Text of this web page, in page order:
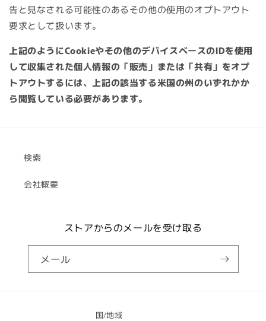
告と見なされる可能性のあるその他の使用のオプトアウト
要求として扱います。
上記のようにCookieやその他のデバイスベースのIDを使用
して収集された個人情報の「販売」または「共有」をオプ
トアウトするには、上記の該当する米国の州のいずれかか
ら閲覧している必要があります。
検索
会社概要
ストアからのメールを受け取る
メール
国/地域